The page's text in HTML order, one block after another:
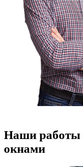
Наши
окнами